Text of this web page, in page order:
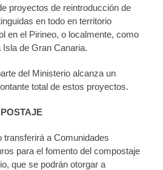
proyectos de reintroducción de
en todo en territorio
en el Pirineo, o localmente, como
de Gran Canaria.
del Ministerio alcanza un
total de estos proyectos.
a Comunidades
para el fomento del compostaje
que se podrán otorgar a